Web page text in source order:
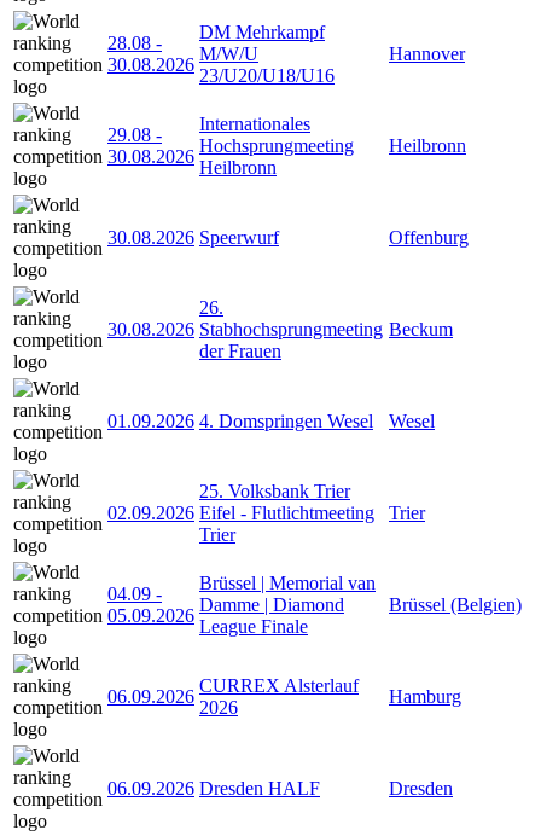
28.08 -
30.08.2026
DM Mehrkampf
M/W/U
23/U20/U18/U16
Hannover
29.08 -
30.08.2026
Internationales
Hochsprungmeeting
Heilbronn
Heilbronn
30.08.2026 Speerwurf Offenburg
30.08.2026
26.
Stabhochsprungmeeting
der Frauen
Beckum
01.09.2026 4. Domspringen Wesel Wesel
02.09.2026
25. Volksbank Trier
Eifel - Flutlichtmeeting
Trier
Trier
04.09 -
05.09.2026
Brüssel | Memorial van
Damme | Diamond
League Finale
Brüssel (Belgien)
06.09.2026
CURREX Alsterlauf
2026
Hamburg
06.09.2026 Dresden HALF Dresden